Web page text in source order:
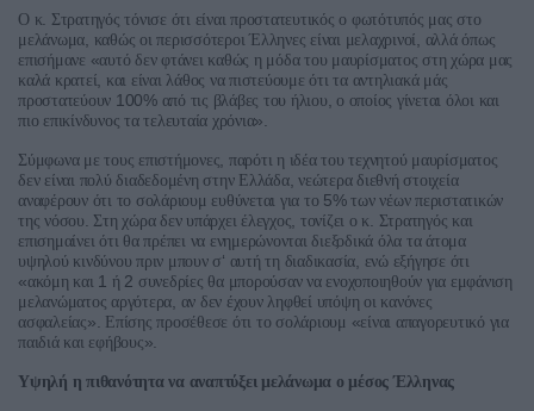
Ο κ Στρατηγός τόνισε ότι είναι προστατευτικός ο φωτότυπός μας στο
μελάνωμα καθώς οι περισσότεροι Έλληνες είναι μελαχρινοί αλλά όπως
επισήμανε «αυτό δεν φτάνει καθώς η μόδα του μαυρίσματος στη χώρα μας
καλά κρατεί και είναι λάθος να πιστεύουμε ότι τα αντηλιακά μάς
προστατεύουν 100% από τις βλάβες του ήλιου ο οποίος γίνεται όλοι και
πιο επικίνδυνος τα τελευταία χρόνια».
Σύμφωνα με τους επιστήμονες παρότι η ιδέα του τεχνητού μαυρίσματος
δεν είναι πολύ διαδεδομένη στην Ελλάδα, νεώτερα διεθνή στοιχεία
αναφέρουν ότι το σολάριουμ ευθύνεται για το 5%των νέων περιστατικών
της νόσου Στη χώρα δεν υπάρχει έλεγχος τονίζει ο κ Στρατηγός και
επισημαίνει ότι θα πρέπει να ενημερώνονται διεξοδικά όλα τα άτομα
υψηλού κινδύνου πριν μπουν σ‘ αυτή τη διαδικασία ενώ εξήγησε ότι
«ακόμη και 1 ή 2 συνεδρίες θα μπορούσαν να ενοχοποιηθούν για εμφάνιση
μελανώματος αργότερα αν δεν έχουν ληφθεί υπόψη οι κανόνες
ασφαλείας». Επίσης προσέθεσε ότι το σολάριουμ «είναι απαγορευτικό για
παιδιά και εφήβους».
Υψηλή η πιθανότητα να αναπτύξει μελάνωμα ο μέσος Έλληνας